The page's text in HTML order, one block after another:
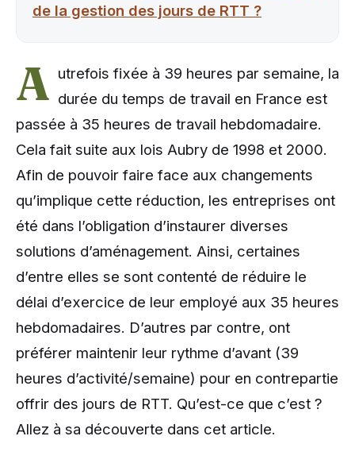
de la gestion des jours de RTT ?
A utrefois fixée à 39 heures par semaine, la
durée du temps de travail en France est
passée à 35 heures de travail hebdomadaire.
Cela fait suite aux lois Aubry de 1998 et 2000.
Afin de pouvoir faire face aux changements
qu’implique cette réduction, les entreprises ont
été dans l’obligation d’instaurer diverses
solutions d’aménagement. Ainsi, certaines
d’entre elles se sont contenté de réduire le
délai d’exercice de leur employé aux 35 heures
hebdomadaires. D’autres par contre, ont
préférer maintenir leur rythme d’avant (39
heures d’activité/semaine) pour en contrepartie
offrir des jours de RTT. Qu’est-ce que c’est ?
Allez à sa découverte dans cet article.